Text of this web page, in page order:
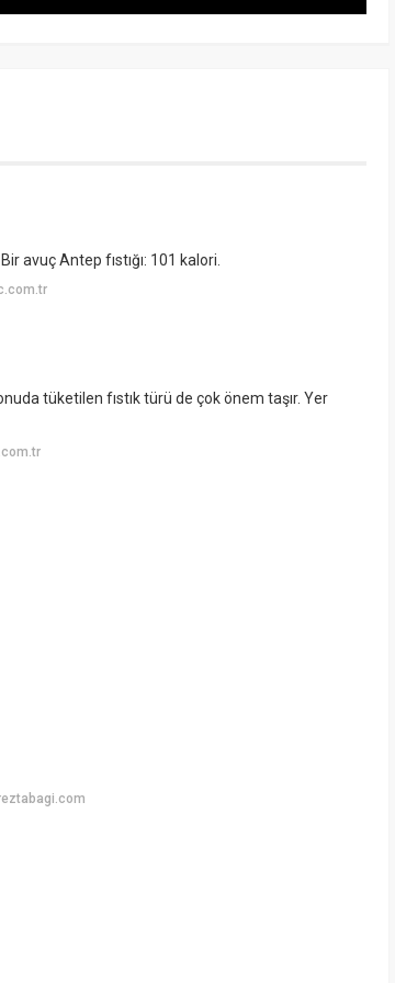
avuç Antep fıstığı: 101 kalori.
tüketilen fıstık türü de çok önem taşır. Yer